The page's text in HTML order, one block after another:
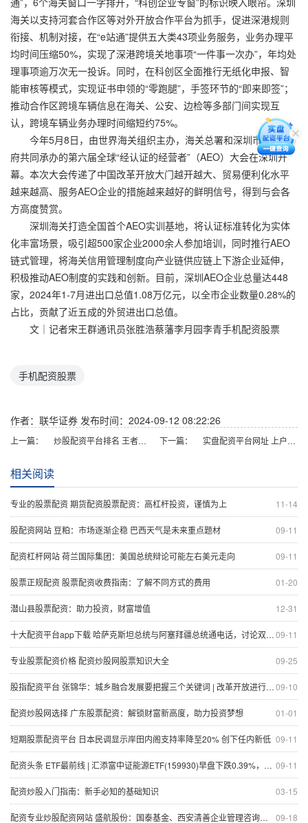
海关以支持河套合作区等对外开放合作平台为抓手，促进深港规则
衔接、机制对接，在“e站通”提供五大类43项业务服务，业务办理平
均时间压缩50%，实现了深港跨境关地事项“一件事一次办”，年均处
理事项逾万次无一投诉。同时，在科创区全面推行无纸化申报、智
能审核等模式，实现证书申领的“零跑腿”，手签环节的“即来即签”；
推动合作区跨境车辆信息在海关、公安、边检等多部门间实现互
认，跨境车辆业务办理时间缩短约75%。
今年5月8日，由世界海关组织主办，海关总署和深圳市人民政
府共同承办的第六届全球“经认证的经营者”（AEO）大会在深圳开
幕。本次大会传递了中国改革开放大门越开越大、贸易便利化水平
越来越高、服务AEO企业的措施越来越好的鲜明信号，得到与会各
方高度赞赏。
深圳海关打造全国首个AEO实训基地，将认证标准转化为实体
化丰富场景，吸引超500家企业2000余人参加培训，同时推行AEO
链式管理，将海关信用管理制度向产业链供应链上下游企业延伸，
积极推动AEO制度的实践和创新。目前，深圳AEO企业总量达448
家，2024年1-7月进出口总值1.08万亿元，以全市企业数量0.28%的
占比，贡献了近五成的外贸进出口总值。
文｜记者宋王群通讯员张胜浩蔡藩李月园李青手机配资股票
手机配资股票
作者：联华证券 发布时间：2024-09-12 08:22:26
上一篇： 炒股配资平台排名 王者荣耀职业联赛夏季赛：AG超玩会与苏州KSG会师总决赛争夺银龙杯 下一篇： 实盘配资平台网址 上户口了！东北虎豹国家公园完成自然资源确权登记
相关阅读
11-14
专业的股票配资 期货配资股票配资：高杠杆投资，谨慎为上
09-11
股配资网站 豆粕：市场逐渐企稳 巴西天气是未来重点题材
09-11
配资杠杆网站 荷兰国际集团：美国总统辩论可能左右美元走向
01-20
股票正规配资 股票配资收费指南：了解不同方式的费用
12-31
潜山县股票配资：助力投资，财富增值
09-11
十大配资平台app下载 哈萨克斯坦总统与阿塞拜疆总统通电话，讨论双边合作
09-25
专业股票配资价格 配资炒股网股票知识大全
09-10
股指配资平台 张锦华：城乡融合发展要把握三个关键词 | 改革开放进行时⑧
01-01
配资炒股网选择 广东股票配资：解锁财富新高度，助力投资梦想
09-11
短期股票配资平台 日本民调显示岸田内阁支持率降至20% 创下任内新低
09-11
配资头条 ETF最前线 | 汇添富中证能源ETF(159930)早盘下跌0.39%，可燃冰主题走强，恒泰艾普上涨19.81%
03-15
配资炒股入门指南：新手必知的基础知识
09-18
配资专业炒股配资网站 盛航股份：国泰基金、西安清善企业管理咨询有限公司等多家机构于8月29日调研我司